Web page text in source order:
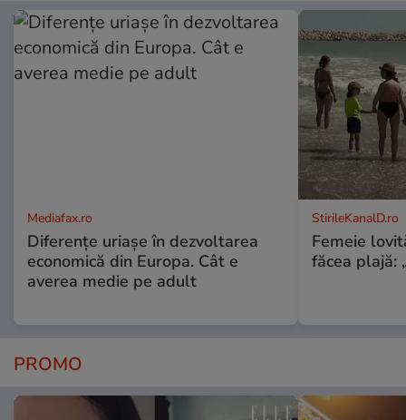
Mediafax.ro
Diferențe uriașe în dezvoltarea
economică din Europa. Cât e
averea medie pe adult
StirileKanalD.ro
Femeie
făcea plajă:
PROMO